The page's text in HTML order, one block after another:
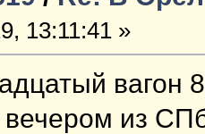
13:11:41 »
вагон
вечером из